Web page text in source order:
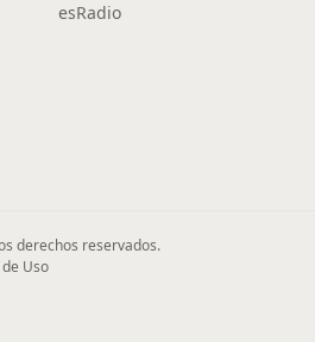
esRadio
derechos reservados.
Uso